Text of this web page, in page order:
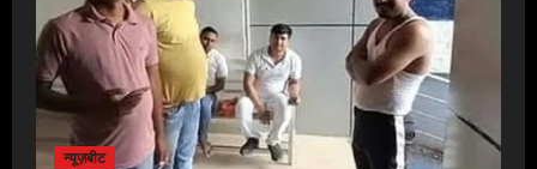
न्यूज़बीट